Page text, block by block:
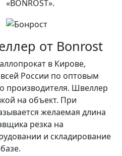
«BONROST».
от Bonrost
в Кирове,
России по оптовым
производителя. Швеллер
на объект. При
желаемая длина
резка на
и складирование